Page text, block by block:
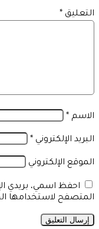
التعليق *
الاسم *
البريد الإلكتروني *
الموقع الإلكتروني
احفظ اسمي، بريدي
المتصفح لاستخدامها